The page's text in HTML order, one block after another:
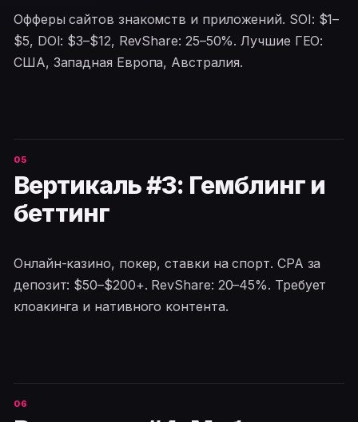
Офферы сайтов знакомств и приложений. SOI: $1–
$5, DOI: $3–$12, RevShare: 25–50%. Лучшие ГЕО:
США, Западная Европа, Австралия.
Вертикаль #3: Гемблинг и
беттинг
Онлайн-казино, покер, ставки на спорт. CPA за
депозит: $50–$200+. RevShare: 20–45%. Требует
клоакинга и нативного контента.